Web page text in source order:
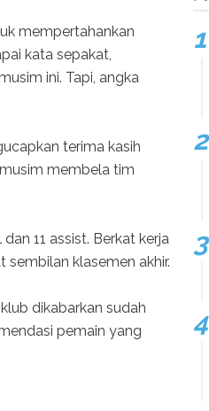
mempertahankan
kata sepakat,
ini. Tapi, angka
terima kasih
membela tim
11 assist. Berkat kerja
klasemen akhir.
dikabarkan sudah
pemain yang